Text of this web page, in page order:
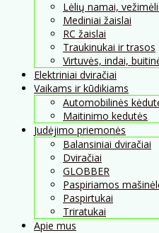
Lėlių namai,
Mediniai žaislai
RC žaislai
Traukinukai ir trasos
Virtuvės, indai,
Elektriniai dviračiai
Vaikams ir kūdikiams
Automobilinės
Maitinimo kedutės
Judėjimo priemonės
Balansiniai dviračiai
Dviračiai
GLOBBER
Paspiriamos
Paspirtukai
Triratukai
Apie mus